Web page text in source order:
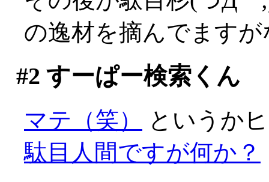
の逸材を摘んでます
#2 すーぱー検索くん
マテ（笑）
というか
駄目人間ですが何か？